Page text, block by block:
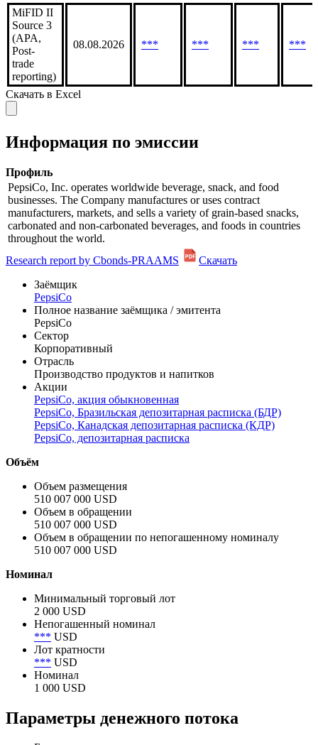
MiFID II
Source 3
(APA,
Post-
trade
reporting)
08.08.2026 *** *** *** ***
Скачать в Excel
Информация по эмиссии
Профиль
PepsiCo, Inc. operates worldwide beverage, snack, and food
businesses. The Company manufactures or uses contract
manufacturers, markets, and sells a variety of grain-based snacks,
carbonated and non-carbonated beverages, and foods in countries
throughout the world.
Research report by Cbonds-PRAAMS
Скачать
Заёмщик
PepsiCo
Полное название заёмщика / эмитента
PepsiCo
Сектор
Корпоративный
Отрасль
Производство продуктов и напитков
Акции
PepsiCo, акция обыкновенная
PepsiCo, Бразильская депозитарная расписка (БДР)
PepsiCo, Канадская депозитарная расписка (КДР)
PepsiCo, депозитарная расписка
Объём
Объем размещения
510 007 000 USD
Объем в обращении
510 007 000 USD
Объем в обращении по непогашенному номиналу
510 007 000 USD
Номинал
Минимальный торговый лот
2 000 USD
Непогашенный номинал
*** USD
Лот кратности
*** USD
Номинал
1 000 USD
Параметры денежного потока